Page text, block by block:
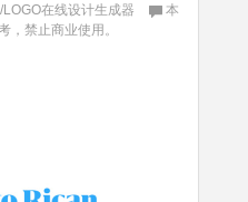
LOGO在线设计生成器
本
，禁止商业使用。